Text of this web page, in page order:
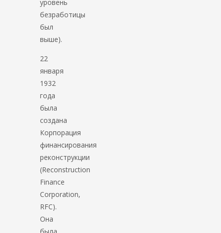
уровень
безработицы
был
выше).
22
января
1932
года
была
создана
Корпорация
финансирования
реконструкции
(Reconstruction
Finance
Corporation,
RFC).
Она